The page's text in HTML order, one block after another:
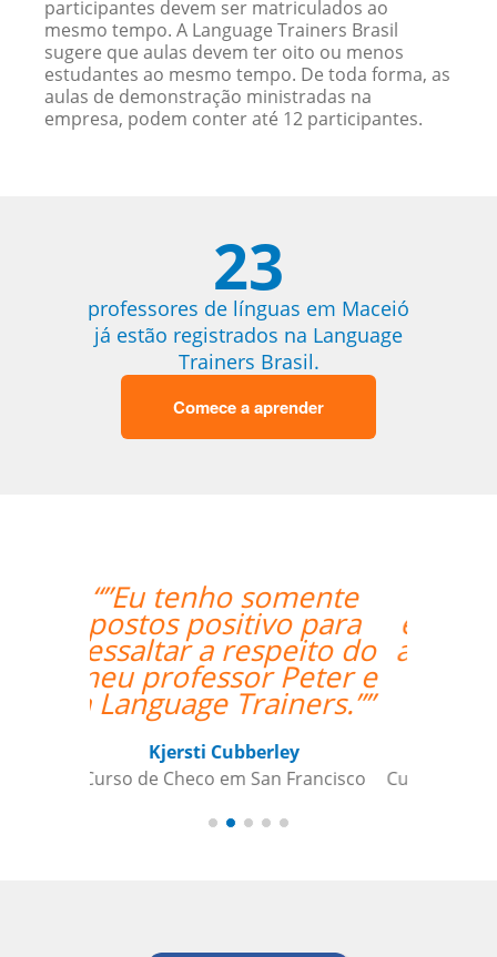
participantes devem ser matriculados ao
mesmo tempo. A Language Trainers Brasil
sugere que aulas devem ter oito ou menos
estudantes ao mesmo tempo. De toda forma, as
aulas de demonstração ministradas na
empresa, podem conter até 12 participantes.
23
professores de línguas em Maceió
já estão registrados na Language
Trainers Brasil.
Comece a aprender
“”A Josette tem boa
experiência, entende
as dificuldades de um
brasileiro, facilita o
aprendizado.””
Andre B
Curso de Alemão em São Caetano do